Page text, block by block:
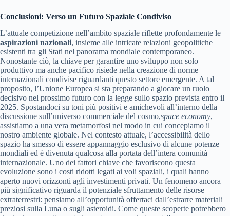
Conclusioni: Verso un Futuro Spaziale Condiviso
L’attuale competizione nell’ambito spaziale riflette profondamente le
aspirazioni nazionali, insieme alle intricate relazioni geopolitiche
esistenti tra gli Stati nel panorama mondiale contemporaneo.
Nonostante ciò, la chiave per garantire uno sviluppo non solo
produttivo ma anche pacifico risiede nella creazione di norme
internazionali condivise riguardanti questo settore emergente. A tal
proposito, l’Unione Europea si sta preparando a giocare un ruolo
decisivo nel prossimo futuro con la legge sullo spazio prevista entro il
2025. Spostandoci su toni più positivi e amichevoli all’interno della
discussione sull’universo commerciale del cosmo,space economy,
assistiamo a una vera metamorfosi nel modo in cui concepiamo il
nostro ambiente globale. Nel contesto attuale, l’accessibilità dello
spazio ha smesso di essere appannaggio esclusivo di alcune potenze
mondiali ed è divenuta qualcosa alla portata dell’intera comunità
internazionale. Uno dei fattori chiave che favoriscono questa
evoluzione sono i costi ridotti legati ai voli spaziali, i quali hanno
aperto nuovi orizzonti agli investimenti privati. Un fenomeno ancora
più significativo riguarda il potenziale sfruttamento delle risorse
extraterrestri: pensiamo all’opportunità offertaci dall’estrarre materiali
preziosi sulla Luna o sugli asteroidi. Come queste scoperte potrebbero